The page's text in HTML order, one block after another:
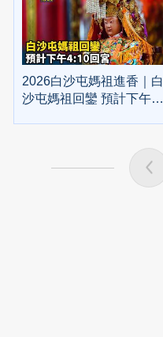
2026白沙屯媽祖進香｜白
沙屯媽祖回鑾 預計下午